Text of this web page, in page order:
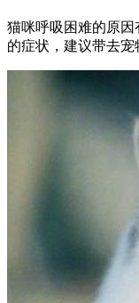
猫咪呼吸困难的原
的症状，建议带去宠